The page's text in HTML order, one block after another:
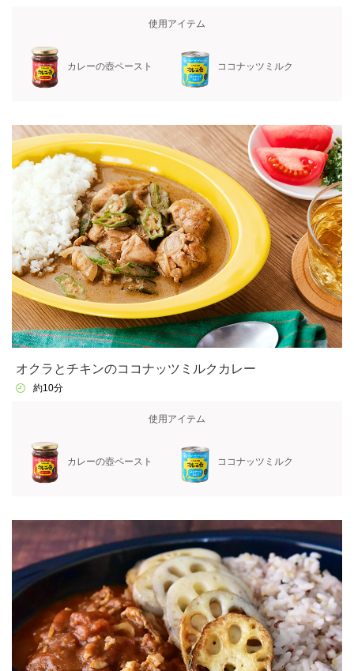
使用アイテム
カレーの壺ペースト ココナッツミルク
オクラとチキンのココナッツミルクカレー
約10分
使用アイテム
カレーの壺ペースト ココナッツミルク